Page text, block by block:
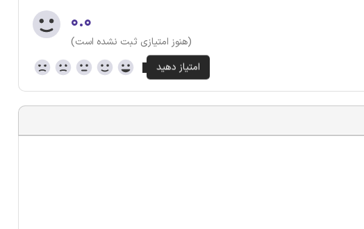
۰.۰
(هنوز امتیازی ثبت نشده است)